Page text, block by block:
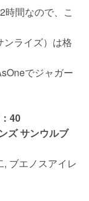
時間なので、こ
ライズ）は格
でジャガー
40
ズ サンウルブ
ブエノスアイレ